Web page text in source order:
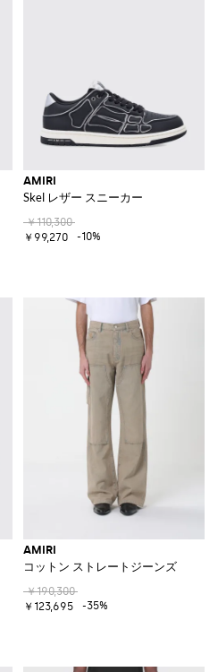
AMIRI
Skel レザー スニーカー
￥110,300
￥99,270
-10%
AMIRI
コットン ストレートジーンズ
￥190,300
￥123,695
-35%